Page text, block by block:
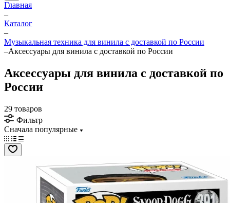
Главная
–
Каталог
–
Музыкальная техника для винила с доставкой по России
–Аксессуары для винила с доставкой по России
Аксессуары для винила с доставкой по
России
29 товаров
Фильтр
Сначала популярные